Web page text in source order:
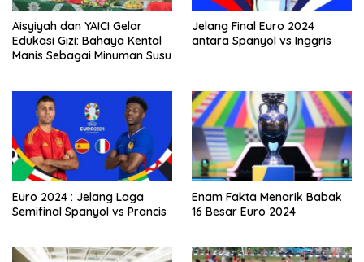
Aisyiyah dan YAICI Gelar
Edukasi Gizi: Bahaya Kental
Manis Sebagai Minuman Susu
Jelang Final Euro 2024
antara Spanyol vs Inggris
Euro 2024 : Jelang Laga
Semifinal Spanyol vs Prancis
Enam Fakta Menarik Babak
16 Besar Euro 2024